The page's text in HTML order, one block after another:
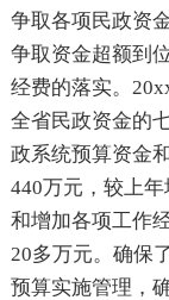
争取各项民政资
争取资金超额到
经费的落实。
全省民政资金的
政系统预算资金
440万元，较上
和增加各项工作
20多万元。确保
预算实施管理，